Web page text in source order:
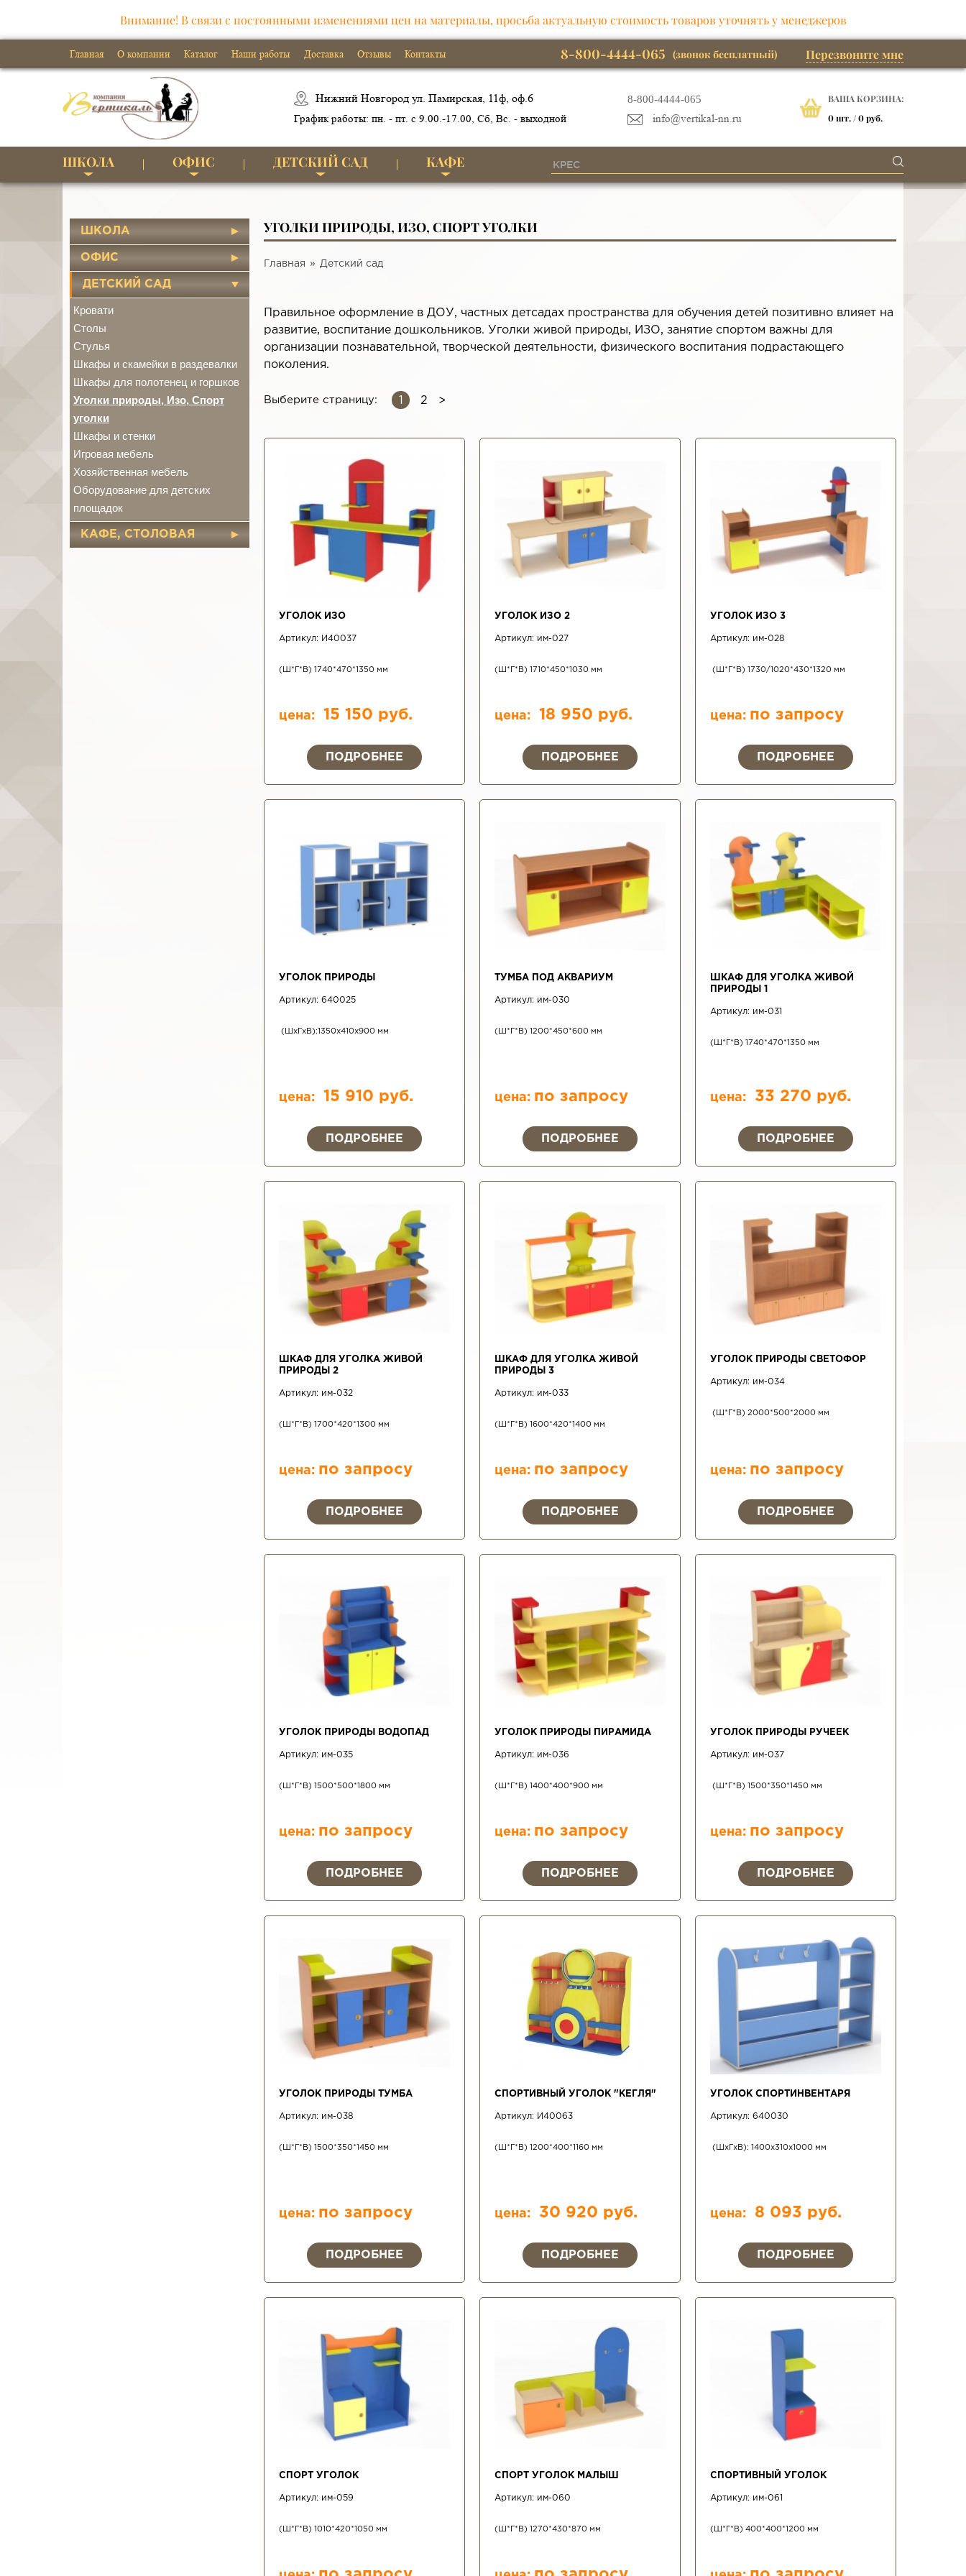
Внимание! В связи с постоянными изменениями цен на материалы, просьба актуальную стоимость товаров уточнять у менеджеров
Главная О компании Каталог Наши работы Доставка Отзывы Контакты 8-800-4444-065 (звонок бесплатный) Перезвоните мне
Нижний Новгород ул. Памирская, 11ф, оф.6
График работы: пн. - пт. с 9.00.-17.00, Сб, Вс. - выходной
8-800-4444-065
info@vertikal-nn.ru
ВАША КОРЗИНА:
0шт. /0 руб.
ШКОЛА ОФИС ДЕТСКИЙ САД КАФЕ
ШКОЛА
ОФИС
ДЕТСКИЙ САД
Кровати
Столы
Стулья
Шкафы и скамейки в раздевалки
Шкафы для полотенец и горшков
Уголки природы, Изо, Спорт
уголки
Шкафы и стенки
Игровая мебель
Хозяйственная мебель
Оборудование для детских
площадок
КАФЕ, СТОЛОВАЯ
УГОЛКИ ПРИРОДЫ, ИЗО, СПОРТ УГОЛКИ
Главная Детский сад
Правильное оформление в ДОУ, частных детсадах пространства для обучения детей позитивно влияет на
развитие, воспитание дошкольников. Уголки живой природы, ИЗО, занятие спортом важны для
организации познавательной, творческой деятельности, физического воспитания подрастающего
поколения.
Выберите страницу:
СТРАНИЦЫ
1 2
УГОЛОК ИЗО
Артикул: И40037
(Ш*Г*В) 1740*470*1350 мм
цена: 15 150 руб.
ПОДРОБНЕЕ
УГОЛОК ИЗО 2
Артикул: им-027
(Ш*Г*В) 1710*450*1030 мм
цена: 18 950 руб.
ПОДРОБНЕЕ
УГОЛОК ИЗО 3
Артикул: им-028
(Ш*Г*В) 1730/1020*430*1320 мм
цена: по запросу
ПОДРОБНЕЕ
УГОЛОК ПРИРОДЫ
Артикул: 640025
(ШхГхВ):1350x410x900 мм
цена: 15 910 руб.
ПОДРОБНЕЕ
ТУМБА ПОД АКВАРИУМ
Артикул: им-030
(Ш*Г*В) 1200*450*600 мм
цена: по запросу
ПОДРОБНЕЕ
ШКАФ ДЛЯ УГОЛКА ЖИВОЙ
ПРИРОДЫ 1
Артикул: им-031
(Ш*Г*В) 1740*470*1350 мм
цена: 33 270 руб.
ПОДРОБНЕЕ
ШКАФ ДЛЯ УГОЛКА ЖИВОЙ
ПРИРОДЫ 2
Артикул: им-032
(Ш*Г*В) 1700*420*1300 мм
цена: по запросу
ПОДРОБНЕЕ
ШКАФ ДЛЯ УГОЛКА ЖИВОЙ
ПРИРОДЫ 3
Артикул: им-033
(Ш*Г*В) 1600*420*1400 мм
цена: по запросу
ПОДРОБНЕЕ
УГОЛОК ПРИРОДЫ СВЕТОФОР
Артикул: им-034
(Ш*Г*В) 2000*500*2000 мм
цена: по запросу
ПОДРОБНЕЕ
УГОЛОК ПРИРОДЫ ВОДОПАД
Артикул: им-035
(Ш*Г*В) 1500*500*1800 мм
цена: по запросу
ПОДРОБНЕЕ
УГОЛОК ПРИРОДЫ ПИРАМИДА
Артикул: им-036
(Ш*Г*В) 1400*400*900 мм
цена: по запросу
ПОДРОБНЕЕ
УГОЛОК ПРИРОДЫ РУЧЕЕК
Артикул: им-037
(Ш*Г*В) 1500*350*1450 мм
цена: по запросу
ПОДРОБНЕЕ
УГОЛОК ПРИРОДЫ ТУМБА
Артикул: им-038
(Ш*Г*В) 1500*350*1450 мм
цена: по запросу
ПОДРОБНЕЕ
СПОРТИВНЫЙ УГОЛОК "КЕГЛЯ"
Артикул: И40063
(Ш*Г*В) 1200*400*1160 мм
цена: 30 920 руб.
ПОДРОБНЕЕ
УГОЛОК СПОРТИНВЕНТАРЯ
Артикул: 640030
(ШхГхВ): 1400x310x1000 мм
цена: 8 093 руб.
ПОДРОБНЕЕ
СПОРТ УГОЛОК
Артикул: им-059
(Ш*Г*В) 1010*420*1050 мм
СПОРТ УГОЛОК МАЛЫШ
Артикул: им-060
(Ш*Г*В) 1270*430*870 мм
СПОРТИВНЫЙ УГОЛОК
Артикул: им-061
(Ш*Г*В) 400*400*1200 мм